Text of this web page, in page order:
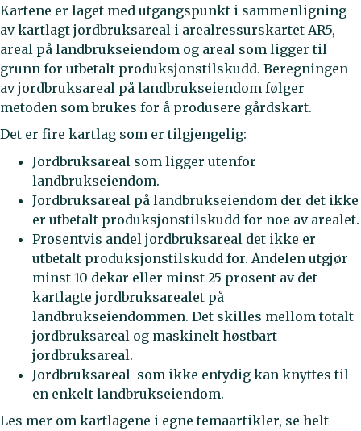
Kartene er laget med utgangspunkt i sammenligning
av kartlagt jordbruksareal i arealressurskartet AR5,
areal på landbrukseiendom og areal som ligger til
grunn for utbetalt produksjonstilskudd. Beregningen
av jordbruksareal på landbrukseiendom følger
metoden som brukes for å produsere gårdskart.
Det er fire kartlag som er tilgjengelig:
Jordbruksareal som ligger utenfor
landbrukseiendom.
Jordbruksareal på landbrukseiendom der det ikke
er utbetalt produksjonstilskudd for noe av arealet.
Prosentvis andel jordbruksareal det ikke er
utbetalt produksjonstilskudd for. Andelen utgjør
minst 10 dekar eller minst 25 prosent av det
kartlagte jordbruksarealet på
landbrukseiendommen. Det skilles mellom totalt
jordbruksareal og maskinelt høstbart
jordbruksareal.
Jordbruksareal som ikke entydig kan knyttes til
en enkelt landbrukseiendom.
Les mer om kartlagene i egne temaartikler, se helt